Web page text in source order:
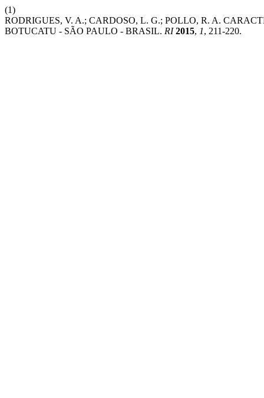
(1)
RODRIGUES, V. A.; CARDOSO, L. G.; POLLO, R. A.
BOTUCATU - SÃO PAULO - BRASIL. RI 2015, 1, 211-220.